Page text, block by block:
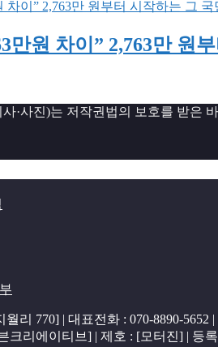
만원 차이” 2,763만 원
·사진)는 저작권법의 보호를 받은
리 770] | 대표전화 : 070-8890-
크리에이티브] | 제호 : [모터진] | 등